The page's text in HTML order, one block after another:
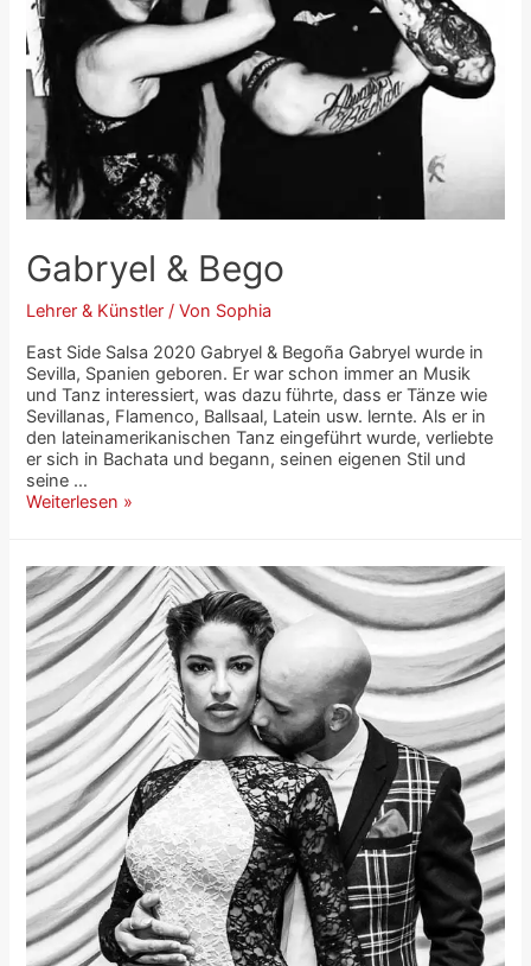
Gabryel & Bego
Lehrer & Künstler / Von Sophia
East Side Salsa 2020 Gabryel & Begoña Gabryel wurde in
Sevilla, Spanien geboren. Er war schon immer an Musik
und Tanz interessiert, was dazu führte, dass er Tänze wie
Sevillanas, Flamenco, Ballsaal, Latein usw. lernte. Als er in
den lateinamerikanischen Tanz eingeführt wurde, verliebte
er sich in Bachata und begann, seinen eigenen Stil und
seine …
Weiterlesen »